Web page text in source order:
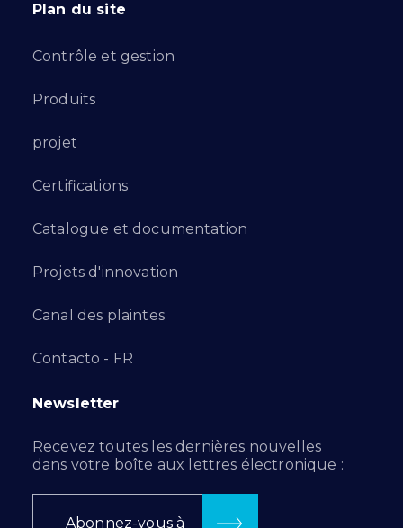
Plan du site
Contrôle et gestion
Produits
projet
Certifications
Catalogue et documentation
Projets d'innovation
Canal des plaintes
Contacto - FR
Newsletter
Recevez toutes les dernières nouvelles
dans votre boîte aux lettres électronique :
Abonnez-vous à